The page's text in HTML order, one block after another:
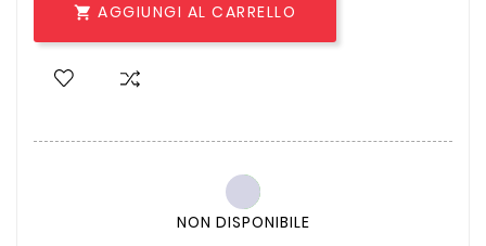
 AGGIUNGI AL CARRELLO
NON DISPONIBILE